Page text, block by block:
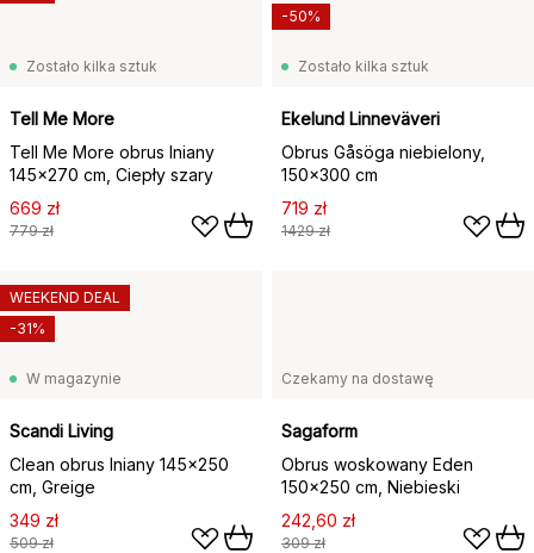
Zostało kilka sztuk
Tell Me More
Tell Me More obrus lniany
145x270 cm, Ciepły szary
669 zł
779 zł
Zostało kilka sztuk
Ekelund Linneväveri
Obrus Gåsöga niebielony,
150x300 cm
719 zł
1429 zł
-50%
W magazynie
Scandi Living
Clean obrus lniany 145x250
cm, Greige
349 zł
509 zł
WEEKEND DEAL
-31%
Czekamy na dostawę
Sagaform
Obrus woskowany Eden
150x250 cm, Niebieski
242,60 zł
309 zł